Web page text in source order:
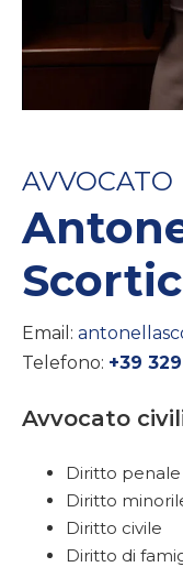
AVVOCATO
Email:
Telefono: +39
Avvocato
Diritto penale
Diritto
Diritto civile
Diritto di